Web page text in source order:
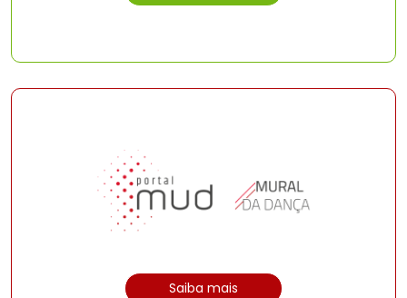
Saiba mais